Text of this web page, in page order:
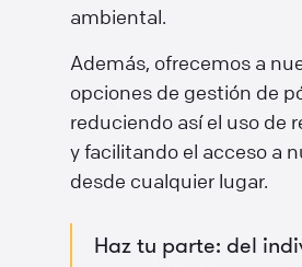
ambiental.
Además, ofrecemos a
opciones de gestión de
reduciendo así el uso de
y facilitando el acceso a
desde cualquier lugar.
Haz tu parte: del